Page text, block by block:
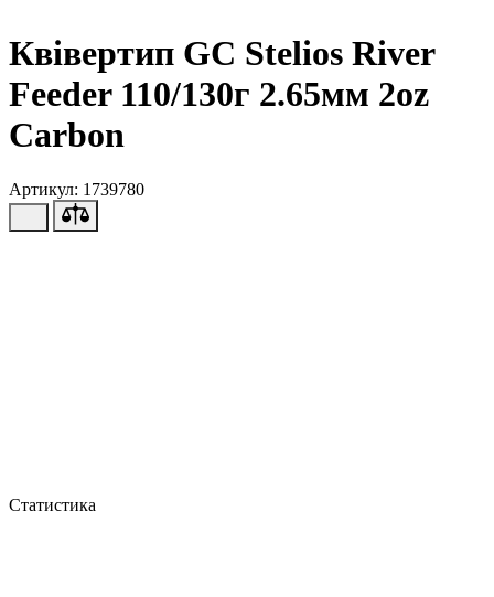
Квівертип GC Stelios River
Feeder 110/130г 2.65мм 2oz
Carbon
Артикул: 1739780
Статистика